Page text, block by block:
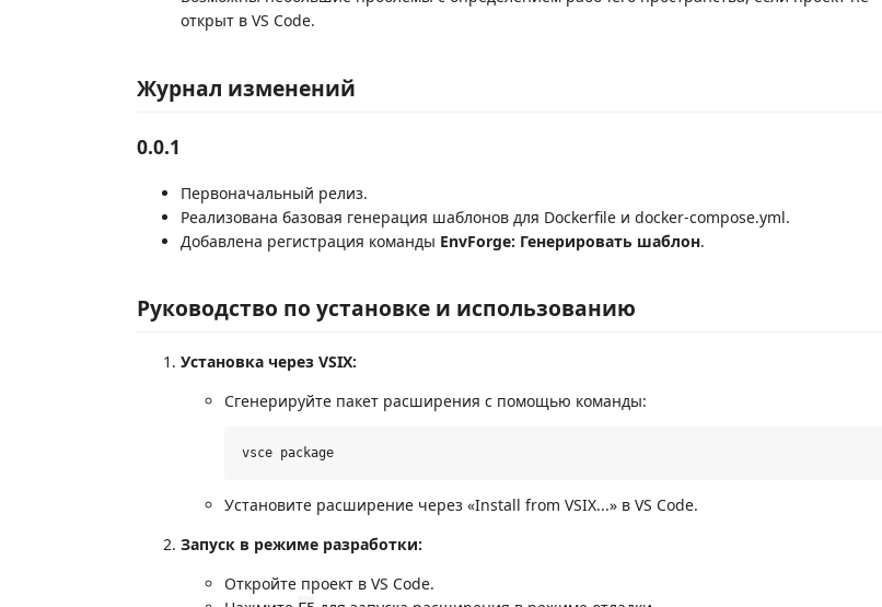
открыт в VS Code.
Журнал изменений
0.0.1
Первоначальный релиз.
Реализована базовая генерация шаблонов для Dockerfile и docker-compose.yml.
Добавлена регистрация команды EnvForge: Генерировать шаблон.
Руководство по установке и использованию
Установка через VSIX:
Сгенерируйте пакет расширения с помощью команды:
Установите расширение через «Install from VSIX...» в VS Code.
Запуск в режиме разработки:
Откройте проект в VS Code.